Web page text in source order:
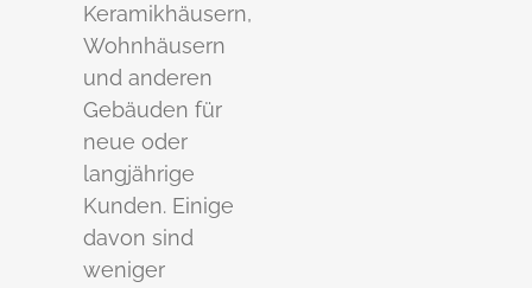
Keramikhäusern,
Wohnhäusern
und anderen
Gebäuden für
neue oder
langjährige
Kunden. Einige
davon sind
weniger